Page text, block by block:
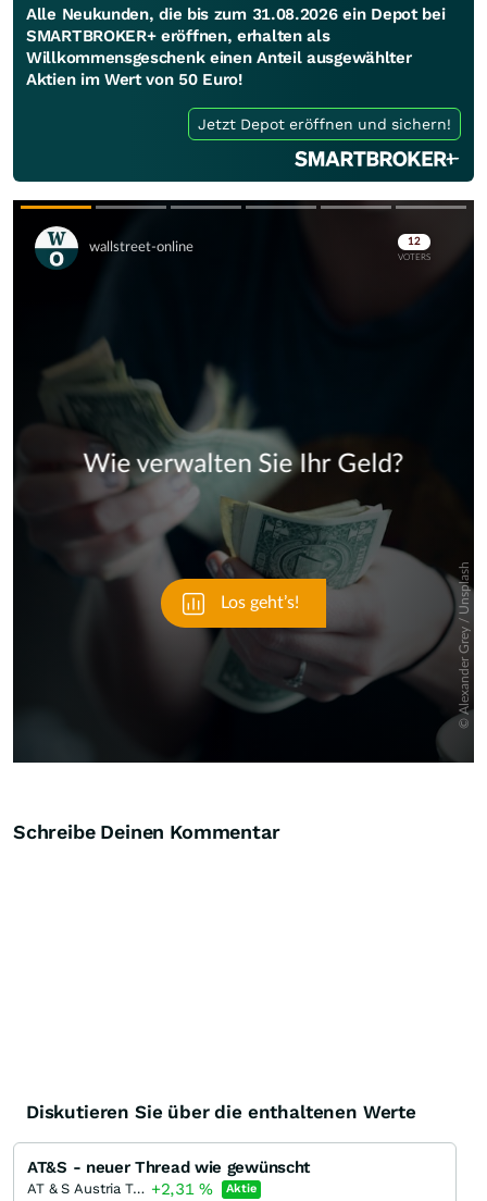
Alle Neukunden, die bis zum 31.08.2026 ein Depot bei
SMARTBROKER+ eröffnen, erhalten als
Willkommensgeschenk einen Anteil ausgewählter
Aktien im Wert von 50 Euro!
Jetzt Depot eröffnen und sichern!
Skip
Schreibe Deinen Kommentar
Diskutieren Sie über die enthaltenen Werte
AT&S - neuer Thread wie gewünscht
AT & S Austria Technologie & Systemtechnik +2,31% Aktie